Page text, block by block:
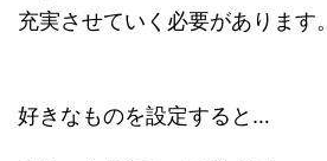
充実させていく必要があります。
好きなものを設定すると…